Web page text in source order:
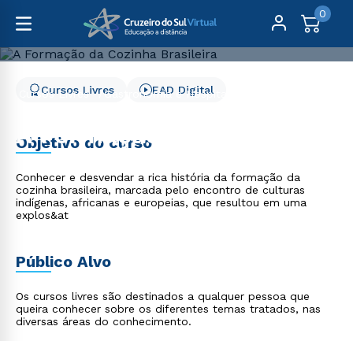
0
Cursos Livres
Gastronomia e Hospitalidade
A Formação da Cozinha
Brasileira
Cursos Livres EAD Digital
Objetivo do curso
Conhecer e desvendar a rica história da formação da
cozinha brasileira, marcada pelo encontro de culturas
indígenas, africanas e europeias, que resultou em uma
explos&at
Público Alvo
Os cursos livres são destinados a qualquer pessoa que
queira conhecer sobre os diferentes temas tratados, nas
diversas áreas do conhecimento.